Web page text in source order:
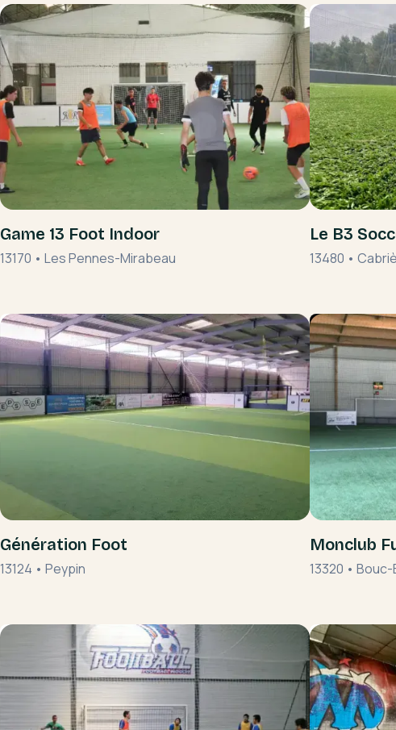
Game 13 Foot Indoor
13170 • Les Pennes-Mirabeau
Le B3
13480 •
Génération Foot
13124 • Peypin
Monclub
13320 • Bouc-